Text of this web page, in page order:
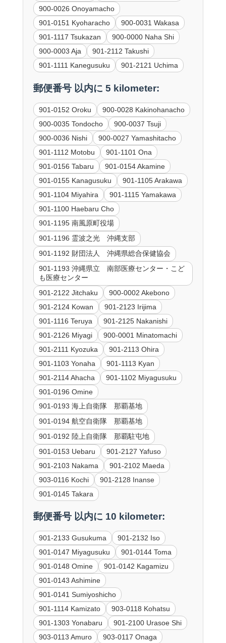
900-0026 Onoyamacho
901-0151 Kyoharacho
900-0031 Wakasa
901-1117 Tsukazan
900-0000 Naha Shi
900-0003 Aja
901-2112 Takushi
901-1111 Kanegusuku
901-2121 Uchima
郵便番号 以内に 5 kilometer:
901-0152 Oroku
900-0028 Kakinohanacho
900-0035 Tondocho
900-0037 Tsuji
900-0036 Nishi
900-0027 Yamashitacho
901-1112 Motobu
901-1101 Ona
901-0156 Tabaru
901-0154 Akamine
901-0155 Kanagusuku
901-1105 Arakawa
901-1104 Miyahira
901-1115 Yamakawa
901-1100 Haebaru Cho
901-1195 南風原町役場
901-1196 霊波之光 沖縄支部
901-1192 財団法人 沖縄県総合保健協会
901-1193 沖縄県立 南部医療センター・こど
も医療センター
901-2122 Jitchaku
900-0002 Akebono
901-2124 Kowan
901-2123 Irijima
901-1116 Teruya
901-2125 Nakanishi
901-2126 Miyagi
900-0001 Minatomachi
901-2111 Kyozuka
901-2113 Ohira
901-1103 Yonaha
901-1113 Kyan
901-2114 Ahacha
901-1102 Miyagusuku
901-0196 Omine
901-0193 海上自衛隊 那覇基地
901-0194 航空自衛隊 那覇基地
901-0192 陸上自衛隊 那覇駐屯地
901-0153 Uebaru
901-2127 Yafuso
901-2103 Nakama
901-2102 Maeda
903-0116 Kochi
901-2128 Inanse
901-0145 Takara
郵便番号 以内に 10 kilometer:
901-2133 Gusukuma
901-2132 Iso
901-0147 Miyagusuku
901-0144 Toma
901-0148 Omine
901-0142 Kagamizu
901-0143 Ashimine
901-0141 Sumiyoshicho
901-1114 Kamizato
903-0118 Kohatsu
901-1303 Yonabaru
901-2100 Urasoe Shi
903-0113 Amuro
903-0117 Onaga